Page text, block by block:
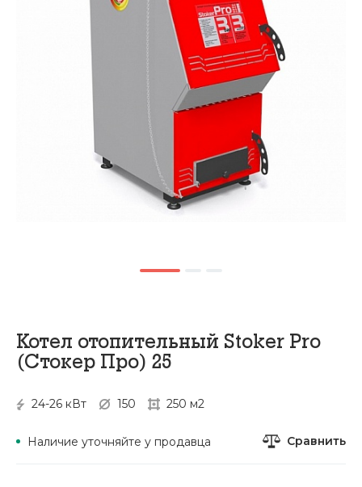
Котел отопительный Stoker Pro
(Стокер Про) 25
24-26 кВт 150 250 м2
Наличие уточняйте у продавца Сравнить